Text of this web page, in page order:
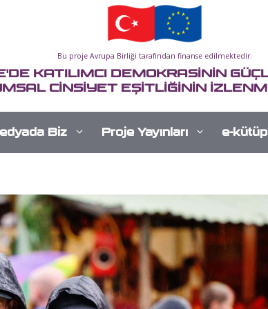
Bu proje Avrupa Birliği tarafından finanse edilmektedir.
KATILIMCI DEMOKRASİNİN
CİNSİYET EŞİTLİĞİNİN
Biz Proje Yayınları e-